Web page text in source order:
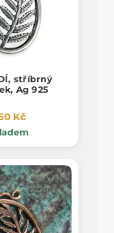
stříbrný
Ag 925
Kč